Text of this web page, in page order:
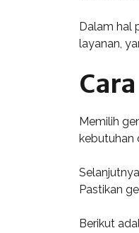
Dalam hal
layanan,
Memilih
kebutuhan
Pastikan
Berikut